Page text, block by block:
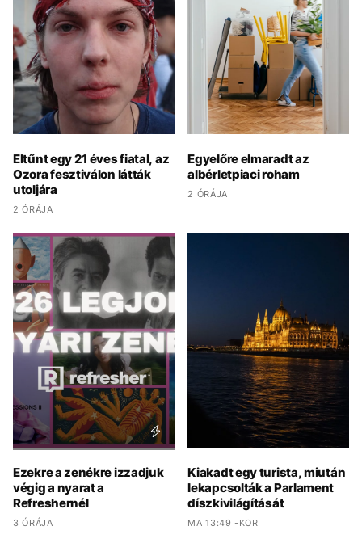
Eltűnt egy 21 éves fiatal, az
Ozora fesztiválon látták
utoljára
2 ÓRÁJA
Egyelőre elmaradt az
albérletpiaci roham
2 ÓRÁJA
Ezekre a zenékre izzadjuk
végig a nyarat a
Refreshernél
3 ÓRÁJA
Kiakadt egy turista, miután
lekapcsolták a Parlament
díszkivilágítását
MA 13:49 -KOR